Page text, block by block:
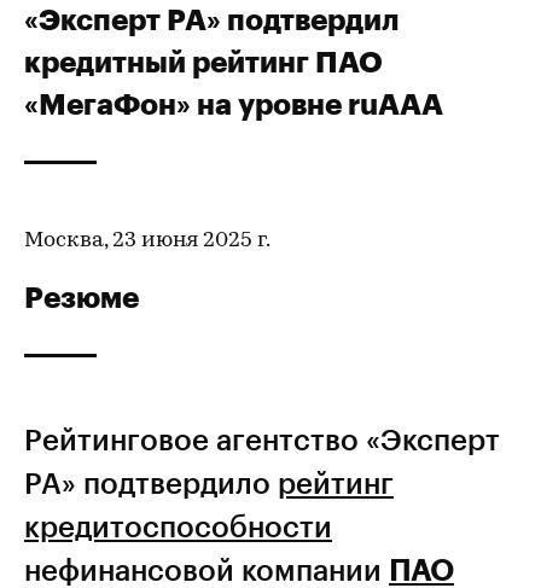
«Эксперт РА» подтвердил
кредитный рейтинг ПАО
«МегаФон» на уровне ruАAA
Москва, 23 июня 2025 г.
Резюме
Рейтинговое агентство «Эксперт
РА» подтвердило рейтинг
кредитоспособности
нефинансовой компании ПАО